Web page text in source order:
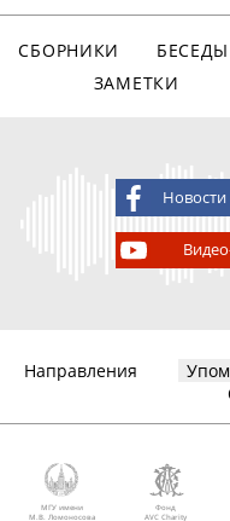
СБОРНИКИ БЕСЕДЫ
ЗАМЕТКИ
Направления
МГУ имени
М.В. Ломоносова
Фонд
AVC Charity